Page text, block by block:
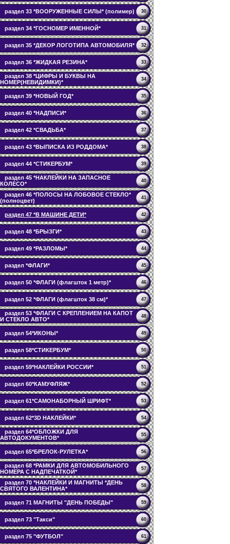
раздел 33 *ВООРУЖЕННЫЕ СИЛЫ* (полимер) 30
раздел 34 *ГОСНОМЕР ИМЕННОЙ* 31
раздел 35 *ДЕКОР ЛОГОТИПА АВТОМОБИЛЯ* 32
раздел 36 *ЖИДКАЯ РЕЗИНА* 33
раздел 38 *ЦИФРЫ И БУКВЫ НА
НОМЕР(НЕВИДИМКИ)*
34
раздел 39 *НОВЫЙ ГОД* 35
раздел 40 *НАДПИСИ* 36
раздел 42 *СВАДЬБА* 37
раздел 43 *ВЫПИСКА ИЗ РОДДОМА* 38
раздел 44 *СТИКЕРБУМ* 39
раздел 45 *НАКЛЕЙКИ НА ЗАПАСНОЕ
КОЛЕСО*
40
раздел 46 *ПОЛОСЫ НА ЛОБОВОЕ СТЕКЛО*
(полноцвет)
41
раздел 47 *В МАШИНЕ ДЕТИ* 42
раздел 48 *БРЫЗГИ* 43
раздел 49 *РАЗЛОМЫ* 44
раздел *ФЛАГИ* 45
раздел 50 *ФЛАГИ (флагшток 1 метр)* 46
раздел 52 *ФЛАГИ (флагшток 38 см)* 47
раздел 53 *ФЛАГИ С КРЕПЛЕНИЕМ НА КАПОТ
И СТЕКЛО АВТО*
48
раздел 54*ИКОНЫ* 49
раздел 58*СТИКЕРБУМ* 50
раздел 59*НАКЛЕЙКИ РОССИИ* 51
раздел 60*КАМУФЛЯЖ* 52
раздел 61*САМОНАБОРНЫЙ ШРИФТ* 53
раздел 62*3D НАКЛЕЙКИ* 54
раздел 64*ОБЛОЖКИ ДЛЯ
АВТОДОКУМЕНТОВ*
55
раздел 65*БРЕЛОК-РУЛЕТКА* 56
раздел 68 *РАМКИ ДЛЯ АВТОМОБИЛЬНОГО
НОМЕРА С НАДПЕЧАТКОЙ*
57
раздел 70 *НАКЛЕЙКИ И МАГНИТЫ *ДЕНЬ
СВЯТОГО ВАЛЕНТИНА*
58
раздел 71 МАГНИТЫ "ДЕНЬ ПОБЕДЫ" 59
раздел 73 "Такси" 60
раздел 75 "ФУТБОЛ" 61